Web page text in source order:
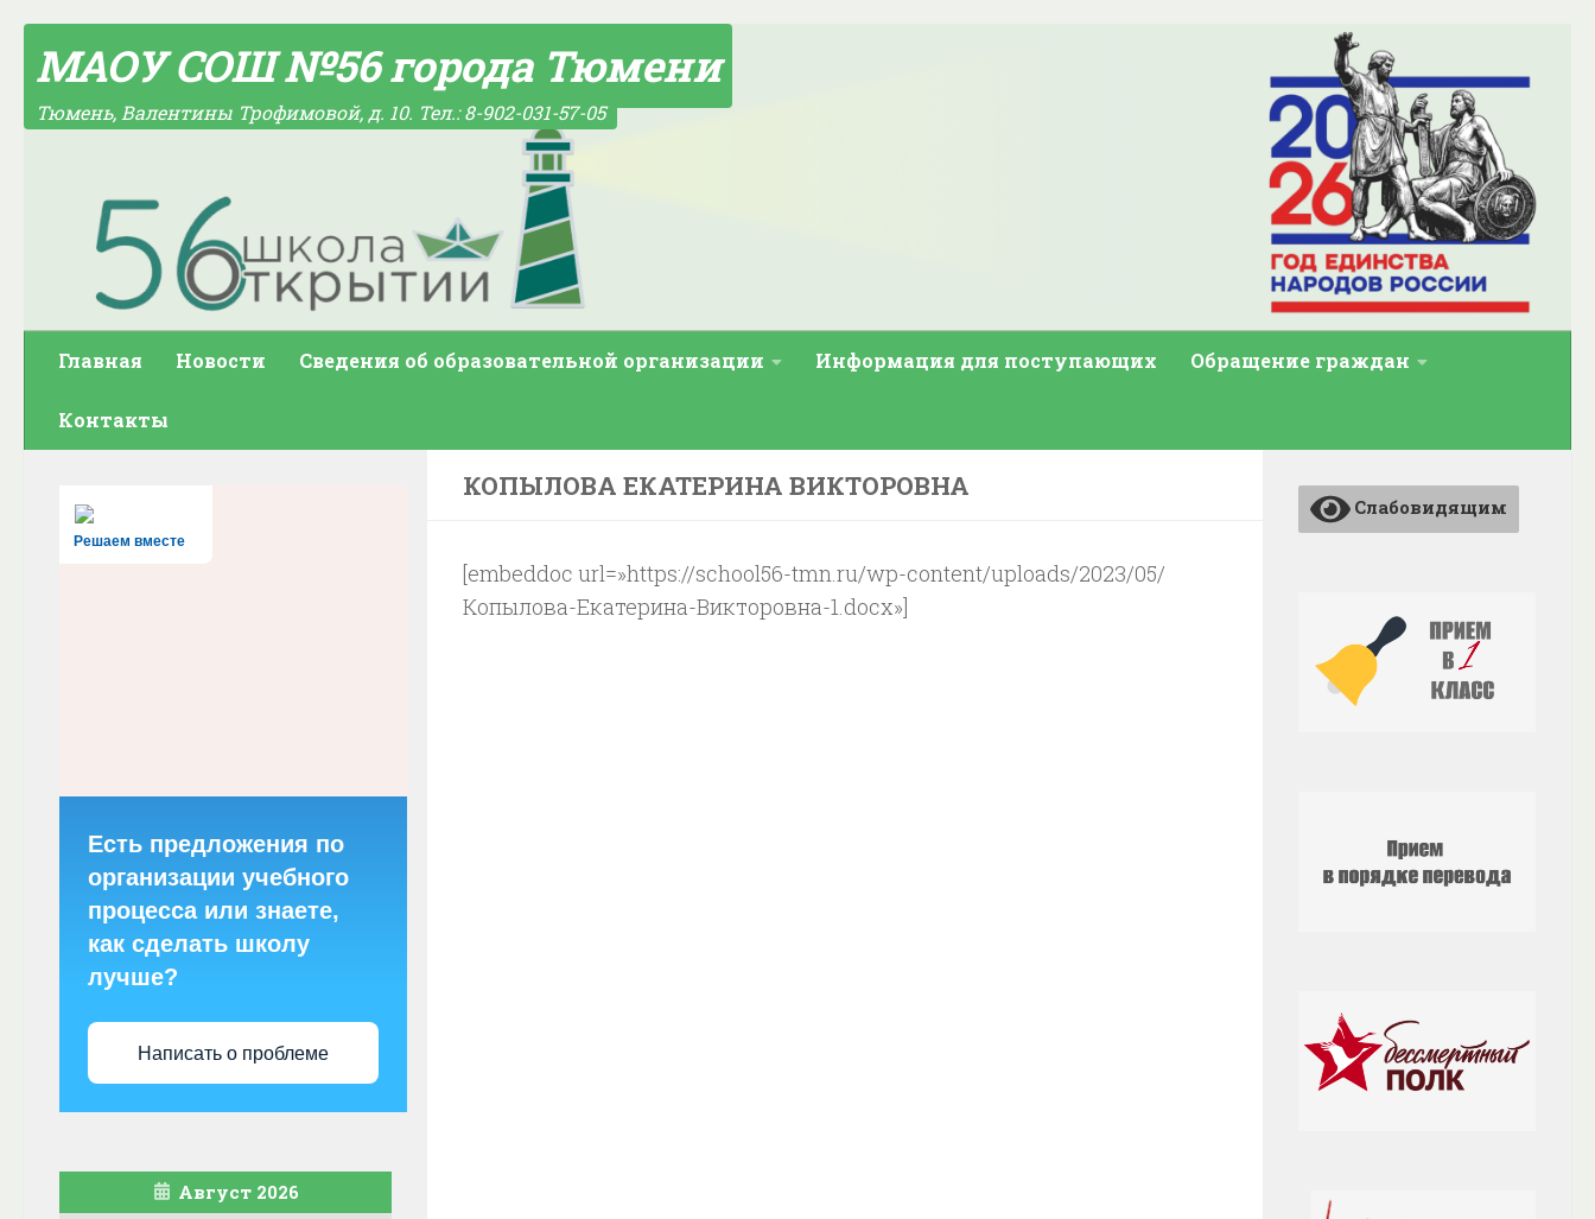
МАОУ СОШ №56 города Тюмени
Тюмень, Валентины Трофимовой, д. 10. Тел.: 8-902-031-57-05
Главная Новости Сведения об образовательной организации Информация для поступающих Обращение граждан
Контакты
КОПЫЛОВА ЕКАТЕРИНА ВИКТОРОВНА
[embeddoc url=»https://school56-tmn.ru/wp-content/uploads/2023/05/
Копылова-Екатерина-Викторовна-1.docx»]
Решаем вместе
Есть предложения по
организации учебного
процесса или знаете,
как сделать школу
лучше?
Написать о проблеме
Август 2026
Слабовидящим